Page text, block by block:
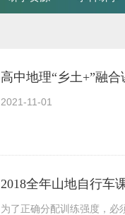
高中地理“乡土+”融
2021-11-01
2018全年山地自行车
为了正确分配训练强度，必